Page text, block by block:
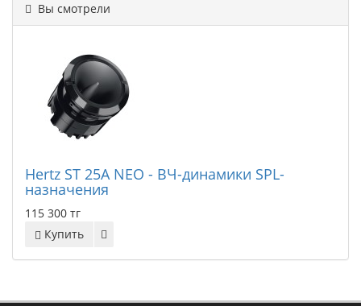
Вы смотрели
Hertz ST 25A NEO - ВЧ-динамики SPL-
назначения
115 300 тг
Купить